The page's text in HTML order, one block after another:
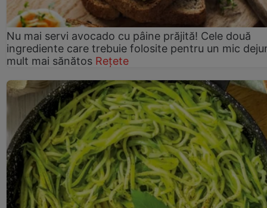
Nu mai servi avocado cu pâine prăjită! Cele două
ingrediente care trebuie folosite pentru un mic
mult mai sănătos Rețete